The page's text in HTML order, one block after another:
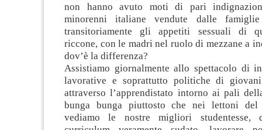
non hanno avuto moti di pari
minorenni italiane vendute dalle
transitoriamente gli appetiti sessuali di
riccone, con le madri nel ruolo di mezzane a
dov’è la differenza?
Assistiamo giornalmente allo spettacolo di
lavorative e soprattutto politiche di
attraverso l’apprendistato intorno ai pali
bunga bunga piuttosto che nei lettoni del
vediamo le nostre migliori studentesse,